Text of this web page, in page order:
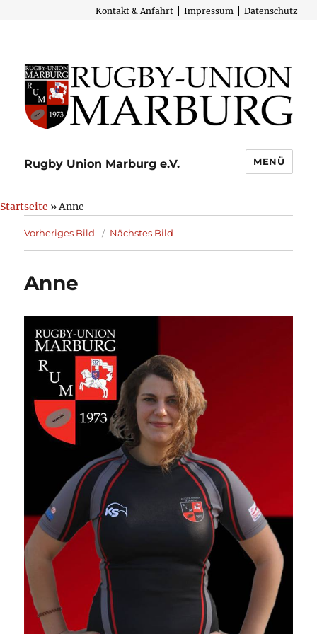
Kontakt & Anfahrt Impressum Datenschutz
Rugby Union Marburg e.V. MENÜ
Startseite » Anne
Vorheriges Bild Nächstes Bild
Anne